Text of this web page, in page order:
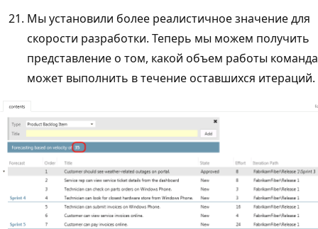
Мы установили более реалистичное значение для
скорости разработки. Теперь мы можем получить
представление о том, какой объем работы команда
может выполнить в течение оставшихся итераций.